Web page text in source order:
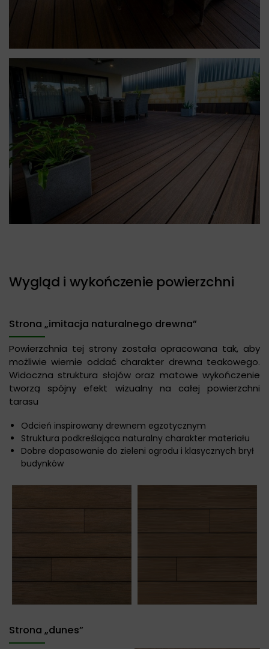
Wygląd i wykończenie powierzchni
Strona „imitacja naturalnego drewna”
Powierzchnia tej strony została opracowana tak, aby
możliwie wiernie oddać charakter drewna teakowego.
Widoczna struktura słojów oraz matowe wykończenie
tworzą spójny efekt wizualny na całej powierzchni
tarasu
Odcień inspirowany drewnem egzotycznym
Struktura podkreślająca naturalny charakter materiału
Dobre dopasowanie do zieleni ogrodu i klasycznych brył
budynków
Strona „dunes”